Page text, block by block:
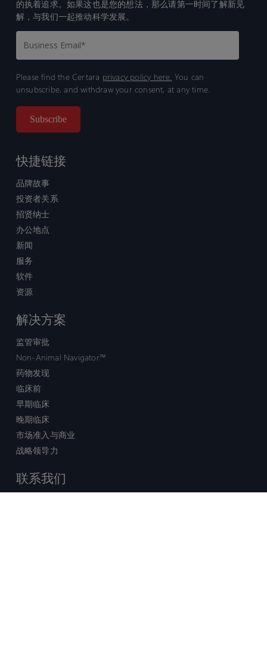
的执着追求。如果这也是您的想法，那么请第一时间了解新见
解，与我们一起推动科学发展。
Please find the Certara privacy policy here. You can
unsubscribe, and withdraw your consent, at any time.
快捷链接
品牌故事
投资者关系
招贤纳士
办公地点
新闻
服务
软件
资源
解决方案
监管审批
Non-Animal Navigator™
药物发现
临床前
早期临床
晚期临床
市场准入与商业
战略领导力
联系我们